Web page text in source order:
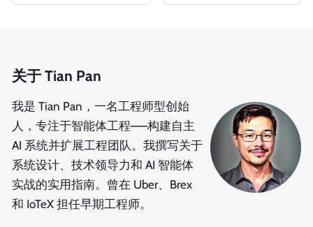
关于 Tian Pan
我是 Tian Pan，一名工程师型创始
人，专注于智能体工程——构建自主
AI 系统并扩展工程团队。我撰写关于
系统设计、技术领导力和 AI 智能体
实战的实用指南。曾在 Uber、Brex
和 IoTeX 担任早期工程师。